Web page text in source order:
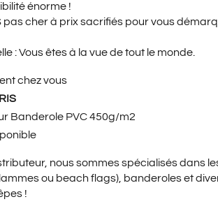
:
énorme !
pas cher à prix sacrifiés pour vous
: Vous êtes à la vue de tout le monde.
chez vous
Banderole PVC 450g/m2
nous sommes spécialisés dans
ou beach flags), banderoles et
!